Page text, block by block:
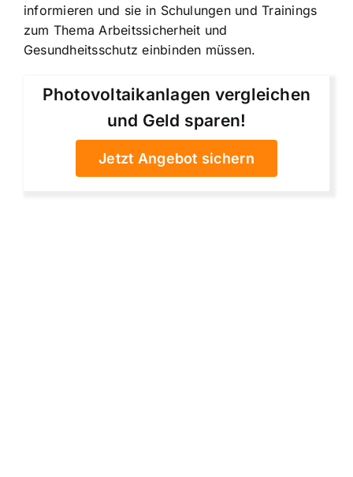
informieren und sie in Schulungen und Trainings
zum Thema Arbeitssicherheit und
Gesundheitsschutz einbinden müssen.
Photovoltaikanlagen vergleichen
und Geld sparen!
Jetzt Angebot sichern